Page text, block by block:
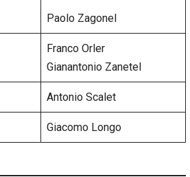
Paolo Zagonel
Franco Orler
Gianantonio Zanetel
Antonio Scalet
Giacomo Longo